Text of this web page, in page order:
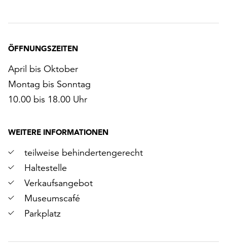
ÖFFNUNGSZEITEN
April bis Oktober
Montag bis Sonntag
10.00 bis 18.00 Uhr
WEITERE INFORMATIONEN
teilweise behindertengerecht
Haltestelle
Verkaufsangebot
Museumscafé
Parkplatz